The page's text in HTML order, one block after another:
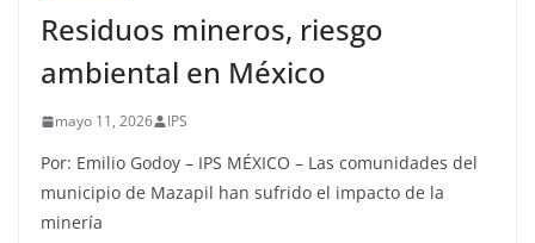
Residuos mineros, riesgo
ambiental en México
mayo 11, 2026 IPS
Por: Emilio Godoy – IPS MÉXICO – Las comunidades del
municipio de Mazapil han sufrido el impacto de la
minería